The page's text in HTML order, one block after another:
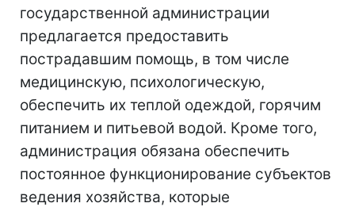
государственной администрации
предлагается предоставить
пострадавшим помощь, в том числе
медицинскую, психологическую,
обеспечить их теплой одеждой, горячим
питанием и питьевой водой. Кроме того,
администрация обязана обеспечить
постоянное функционирование субъектов
ведения хозяйства, которые